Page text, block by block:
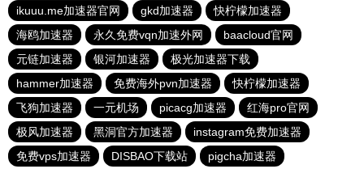
ikuuu.me加速器官网
gkd加速器
快柠檬加速器
海鸥加速器
永久免费vqn加速外网
baacloud官网
元链加速器
银河加速器
极光加速器下载
hammer加速器
免费海外pvn加速器
快柠檬加速器
飞狗加速器
一元机场 picacg加速器
红海pro官网
极风加速器
黑洞官方加速器
instagram免费加速器
免费vps加速器
DISBAO下载站 pigcha加速器